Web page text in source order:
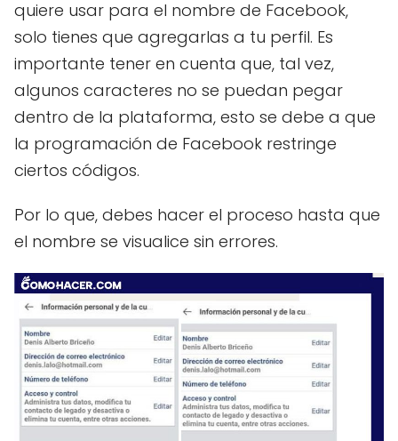
quiere usar para el nombre de Facebook,
solo tienes que agregarlas a tu perfil. Es
importante tener en cuenta que, tal vez,
algunos caracteres no se puedan pegar
dentro de la plataforma, esto se debe a que
la programación de Facebook restringe
ciertos códigos.
Por lo que, debes hacer el proceso hasta que
el nombre se visualice sin errores.